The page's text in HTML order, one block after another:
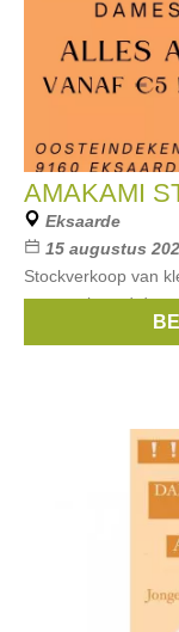
AMAKAMI
Eksaarde
15 augustus
Stockverkoop van
georganiseerd door
kortingen tot -80%.